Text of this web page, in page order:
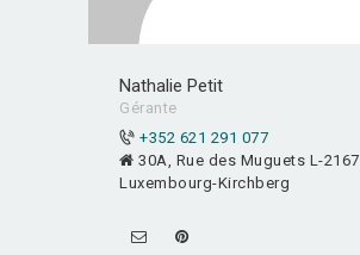
Nathalie Petit
Gérante
+352 621 291 077
30A, Rue des Muguets L-2167
Luxembourg-Kirchberg